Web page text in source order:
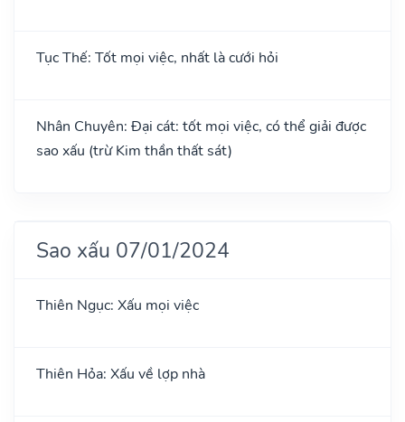
Tục Thế: Tốt mọi việc, nhất là cưới hỏi
Nhân Chuyên: Đại cát: tốt mọi việc, có thể giải được
sao xấu (trừ Kim thần thất sát)
Sao xấu 07/01/2024
Thiên Ngục: Xấu mọi việc
Thiên Hỏa: Xấu về lợp nhà